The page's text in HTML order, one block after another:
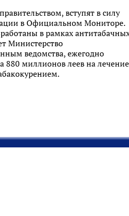
вступят в силу
в Официальном Мониторе.
в рамках
Министерство
ведомства, ежегодно
880 миллионов леев на лечение